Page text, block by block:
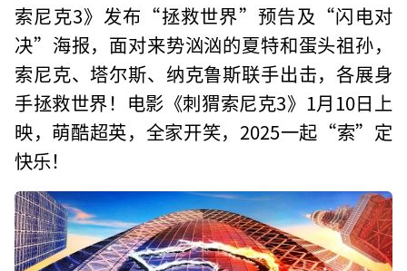
索尼克3》发布“拯救世界”预告及“闪电对
决”海报，面对来势汹汹的夏特和蛋头祖孙，
索尼克、塔尔斯、纳克鲁斯联手出击，各展身
手拯救世界！电影《刺猬索尼克3》1月10日上
映，萌酷超英，全家开笑，2025一起“索”定
快乐！